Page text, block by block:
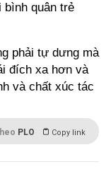
quân trẻ
phải tự dưng mà
đích xa hơn và
và chất xúc tác
PLO Copy link